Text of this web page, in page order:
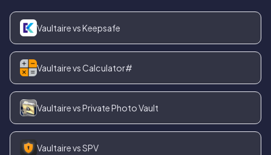
Vaultaire vs Keepsafe
Vaultaire vs Calculator#
Vaultaire vs Private Photo Vault
Vaultaire vs SPV